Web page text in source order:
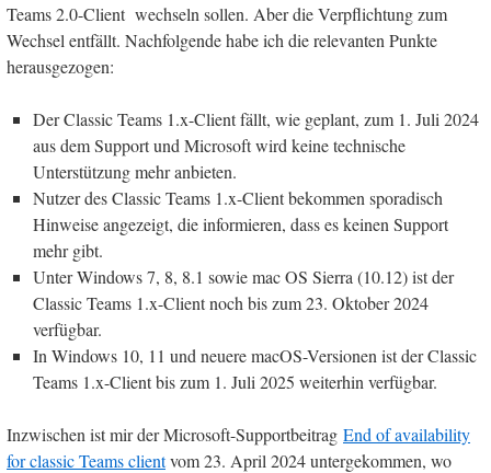
Teams 2.0-Client wechseln sollen. Aber die Verpflichtung zum
Wechsel entfällt. Nachfolgende habe ich die relevanten Punkte
herausgezogen:
Der Classic Teams 1.x-Client fällt, wie geplant, zum 1. Juli 2024
aus dem Support und Microsoft wird keine technische
Unterstützung mehr anbieten.
Nutzer des Classic Teams 1.x-Client bekommen sporadisch
Hinweise angezeigt, die informieren, dass es keinen Support
mehr gibt.
Unter Windows 7, 8, 8.1 sowie mac OS Sierra (10.12) ist der
Classic Teams 1.x-Client noch bis zum 23. Oktober 2024
verfügbar.
In Windows 10, 11 und neuere macOS-Versionen ist der Classic
Teams 1.x-Client bis zum 1. Juli 2025 weiterhin verfügbar.
Inzwischen ist mir der Microsoft-Supportbeitrag End of availability
for classic Teams clientvom 23. April 2024 untergekommen, wo